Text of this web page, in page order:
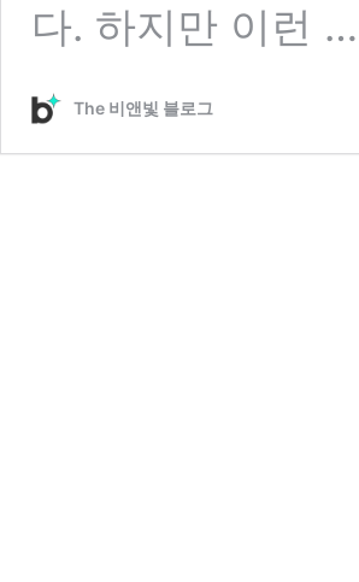
다. 하지만 이런 …
The 비앤빛 블로그